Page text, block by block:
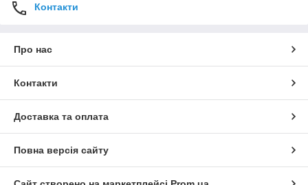
Контакти
Про нас
Контакти
Доставка та оплата
Повна версія сайту